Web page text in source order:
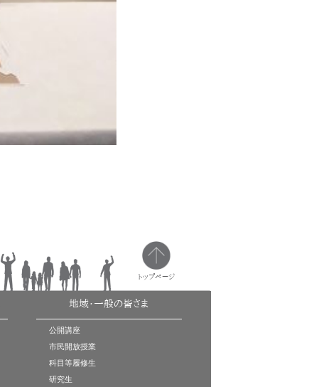
トップページ
地域・一般の皆さま
公開講座
市民開放授業
科目等履修生
研究生